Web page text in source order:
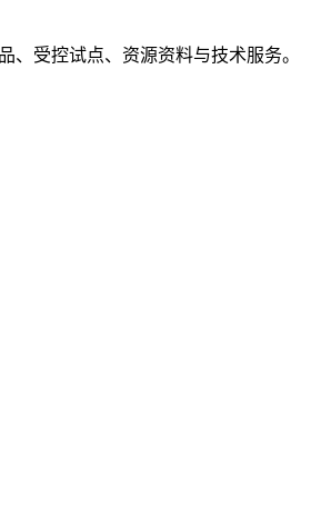
、受控试点、资源资料与技术服务。